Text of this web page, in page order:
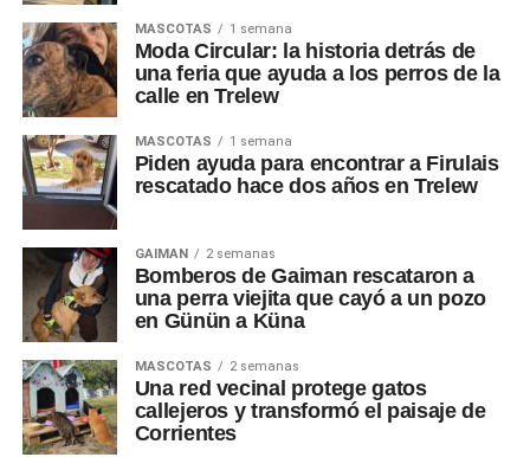
MASCOTAS 1 semana
Moda Circular: la historia detrás de
una feria que ayuda a los perros de la
calle en Trelew
MASCOTAS 1 semana
Piden ayuda para encontrar a Firulais
rescatado hace dos años en Trelew
GAIMAN 2 semanas
Bomberos de Gaiman rescataron a
una perra viejita que cayó a un pozo
en Günün a Küna
MASCOTAS 2 semanas
Una red vecinal protege gatos
callejeros y transformó el paisaje de
Corrientes